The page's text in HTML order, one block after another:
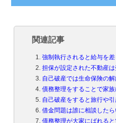
関連記事
強制執行されると給与を
担保が設定された不動産
自己破産では生命保険の
債務整理をすることで家
自己破産をすると旅行や
借金問題は誰に相談したら
債務整理が大家にばれる